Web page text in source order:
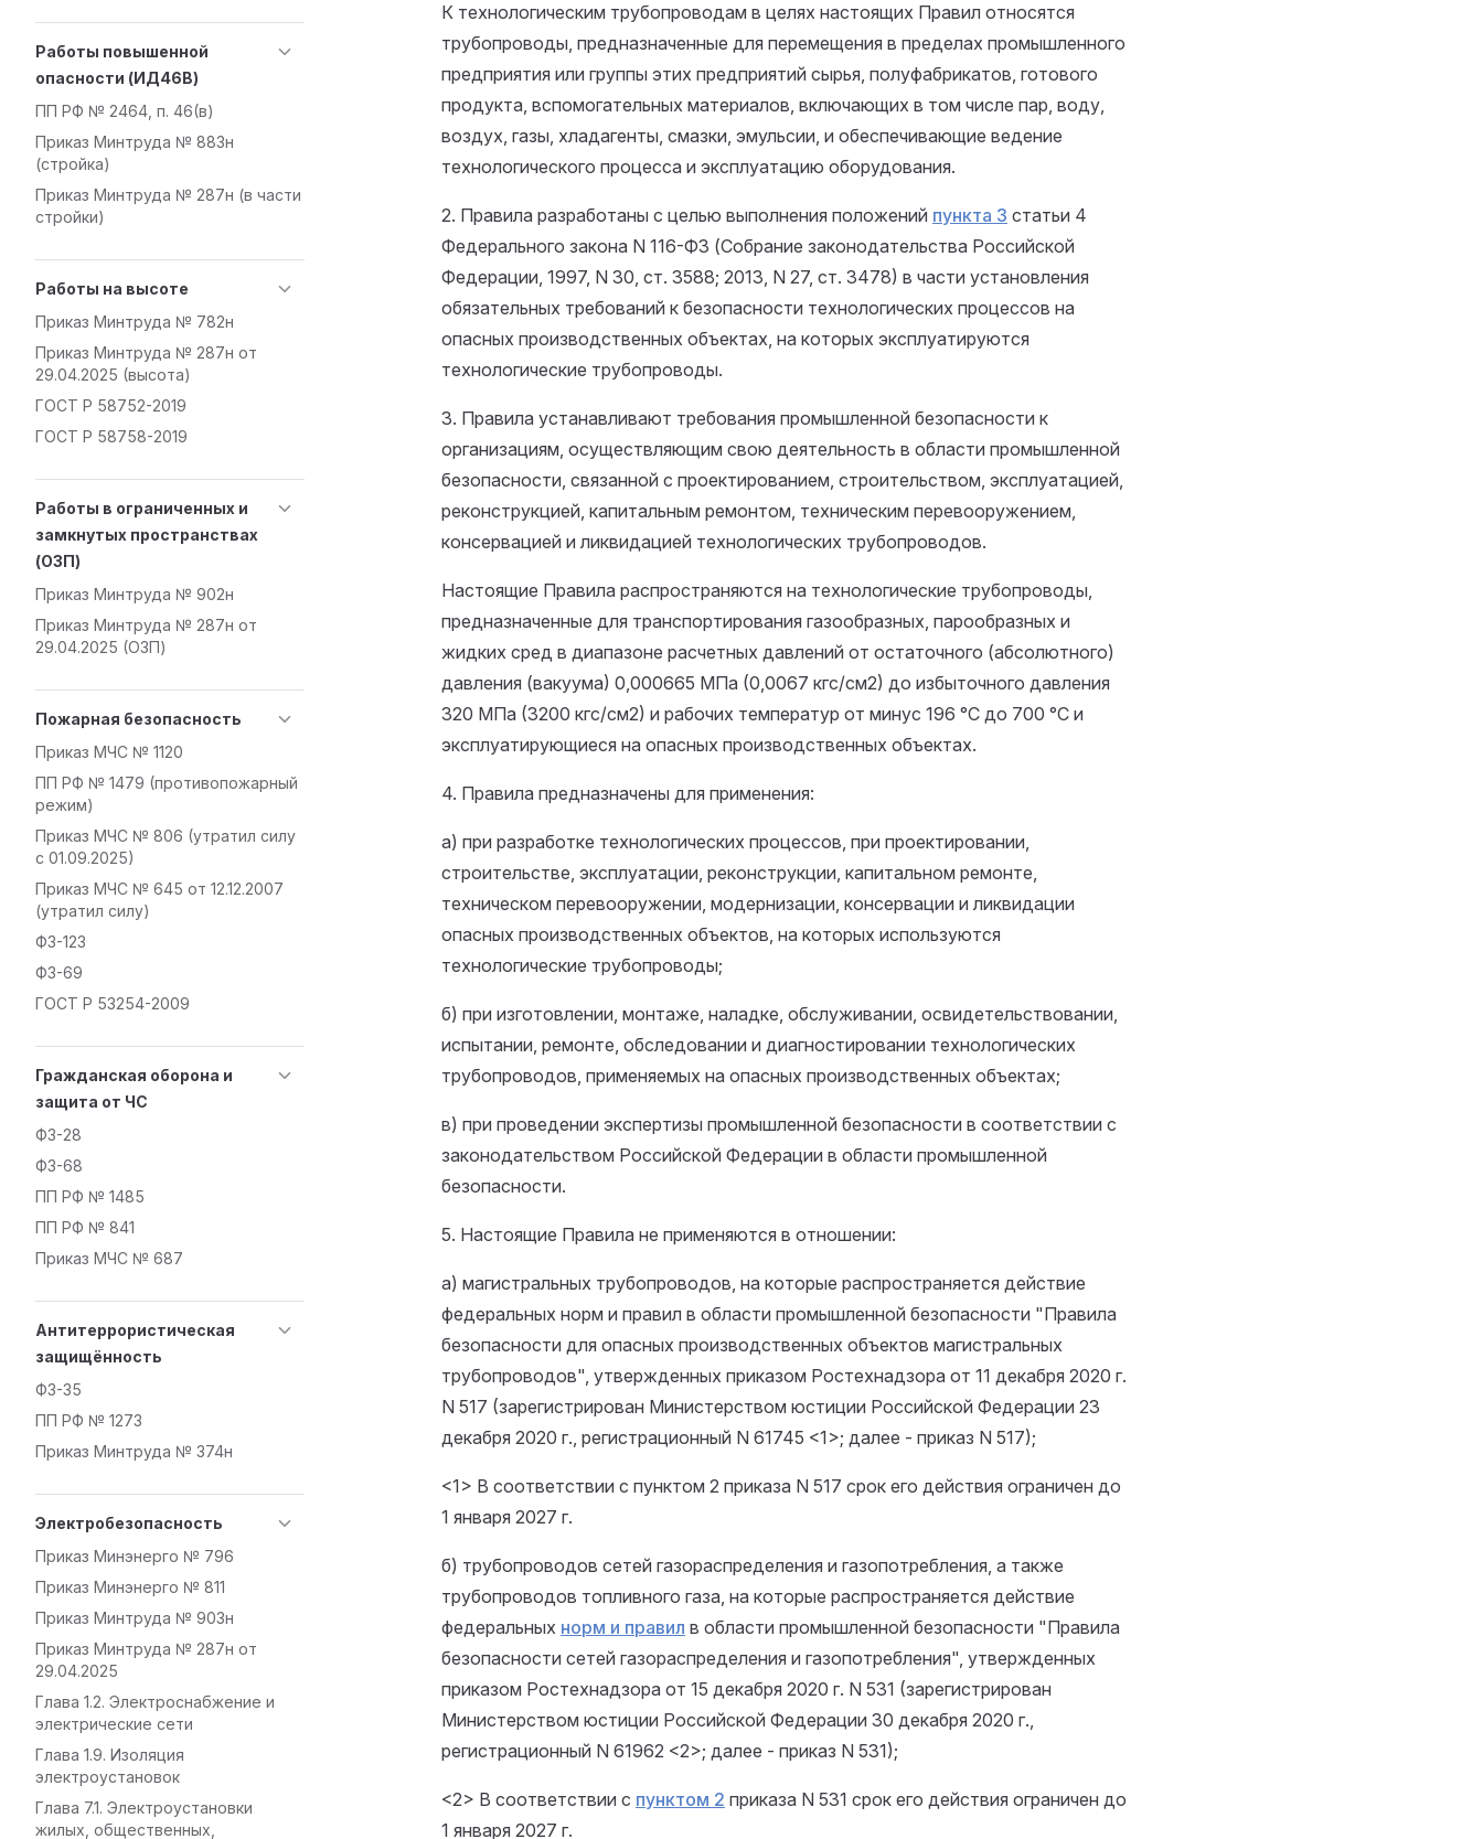
Работы повышенной
опасности (ИД46В)
ПП РФ № 2464, п. 46(в)
Приказ Минтруда № 883н
(стройка)
Приказ Минтруда № 287н (в части
стройки)
Работы на высоте
Приказ Минтруда № 782н
Приказ Минтруда № 287н от
29.04.2025 (высота)
ГОСТ Р 58752-2019
ГОСТ Р 58758-2019
Работы в ограниченных и
замкнутых пространствах
(ОЗП)
Приказ Минтруда № 902н
Приказ Минтруда № 287н от
29.04.2025 (ОЗП)
Пожарная безопасность
Приказ МЧС № 1120
ПП РФ № 1479 (противопожарный
режим)
Приказ МЧС № 806 (утратил силу
с 01.09.2025)
Приказ МЧС № 645 от 12.12.2007
(утратил силу)
ФЗ-123
ФЗ-69
ГОСТ Р 53254-2009
Гражданская оборона и
защита от ЧС
ФЗ-28
ФЗ-68
ПП РФ № 1485
ПП РФ № 841
Приказ МЧС № 687
Антитеррористическая
защищённость
ФЗ-35
ПП РФ № 1273
Приказ Минтруда № 374н
Электробезопасность
Приказ Минэнерго № 796
Приказ Минэнерго № 811
Приказ Минтруда № 903н
Приказ Минтруда № 287н от
29.04.2025
Глава 1.2. Электроснабжение и
электрические сети
Глава 1.9. Изоляция
электроустановок
Глава 7.1. Электроустановки
жилых, общественных,
К технологическим трубопроводам в целях настоящих Правил относятся
трубопроводы, предназначенные для перемещения в пределах промышленного
предприятия или группы этих предприятий сырья, полуфабрикатов, готового
продукта, вспомогательных материалов, включающих в том числе пар, воду,
воздух, газы, хладагенты, смазки, эмульсии, и обеспечивающие ведение
технологического процесса и эксплуатацию оборудования.
2. Правила разработаны с целью выполнения положений пункта 3 статьи 4
Федерального закона N 116-ФЗ (Собрание законодательства Российской
Федерации, 1997, N 30, ст. 3588; 2013, N 27, ст. 3478) в части установления
обязательных требований к безопасности технологических процессов на
опасных производственных объектах, на которых эксплуатируются
технологические трубопроводы.
3. Правила устанавливают требования промышленной безопасности к
организациям, осуществляющим свою деятельность в области промышленной
безопасности, связанной с проектированием, строительством, эксплуатацией,
реконструкцией, капитальным ремонтом, техническим перевооружением,
консервацией и ликвидацией технологических трубопроводов.
Настоящие Правила распространяются на технологические трубопроводы,
предназначенные для транспортирования газообразных, парообразных и
жидких сред в диапазоне расчетных давлений от остаточного (абсолютного)
давления (вакуума) 0,000665 МПа (0,0067 кгс/см2) до избыточного давления
320 МПа (3200 кгс/см2) и рабочих температур от минус 196 °C до 700 °C и
эксплуатирующиеся на опасных производственных объектах.
4. Правила предназначены для применения:
а) при разработке технологических процессов, при проектировании,
строительстве, эксплуатации, реконструкции, капитальном ремонте,
техническом перевооружении, модернизации, консервации и ликвидации
опасных производственных объектов, на которых используются
технологические трубопроводы;
б) при изготовлении, монтаже, наладке, обслуживании, освидетельствовании,
испытании, ремонте, обследовании и диагностировании технологических
трубопроводов, применяемых на опасных производственных объектах;
в) при проведении экспертизы промышленной безопасности в соответствии с
законодательством Российской Федерации в области промышленной
безопасности.
5. Настоящие Правила не применяются в отношении:
а) магистральных трубопроводов, на которые распространяется действие
федеральных норм и правил в области промышленной безопасности "Правила
безопасности для опасных производственных объектов магистральных
трубопроводов", утвержденных приказом Ростехнадзора от 11 декабря 2020 г.
N 517 (зарегистрирован Министерством юстиции Российской Федерации 23
декабря 2020 г., регистрационный N 61745 <1>; далее - приказ N 517);
<1> В соответствии с пунктом 2 приказа N 517 срок его действия ограничен до
1 января 2027 г.
б) трубопроводов сетей газораспределения и газопотребления, а также
трубопроводов топливного газа, на которые распространяется действие
федеральных норм и правил в области промышленной безопасности "Правила
безопасности сетей газораспределения и газопотребления", утвержденных
приказом Ростехнадзора от 15 декабря 2020 г. N 531 (зарегистрирован
Министерством юстиции Российской Федерации 30 декабря 2020 г.,
регистрационный N 61962 <2>; далее - приказ N 531);
<2> В соответствии с пунктом 2 приказа N 531 срок его действия ограничен до
1 января 2027 г.